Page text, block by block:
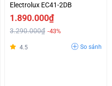
Electrolux EC41-2DB
1.890.000₫
3.290.000₫ -43%
4.5 So sánh